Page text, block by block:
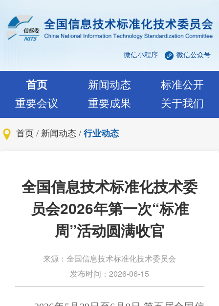
微信小程序 微信公众号
首页 新闻动态
标准公开
重要会议
重要成果 关于我们
首页 / 新闻动态 / 行业动态
全国信息技术标准化技术委
员会2026年第一次“标准
周”活动圆满收官
来源： 全国信息技术标准化技术委员会
发布时间： 2026-06-15